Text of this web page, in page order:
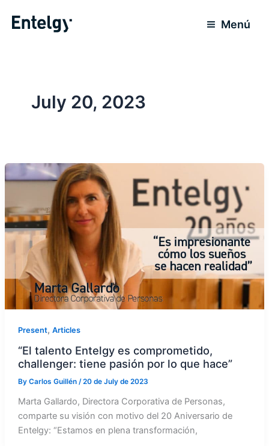
Menú
July 20, 2023
Present, Articles
“El talento Entelgy es comprometido,
challenger: tiene pasión por lo que hace”
By Carlos Guillén /20 de July de 2023
Marta Gallardo, Directora Corporativa de Personas,
comparte su visión con motivo del 20 Aniversario de
Entelgy: “Estamos en plena transformación,